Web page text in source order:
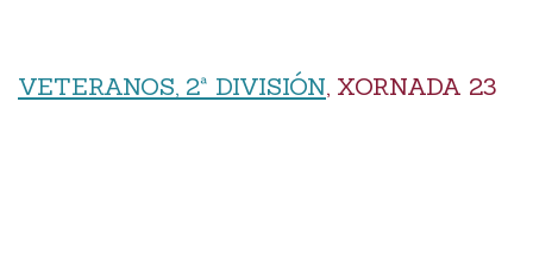
VETERANOS, 2ª DIVISIÓN, XORNADA 23